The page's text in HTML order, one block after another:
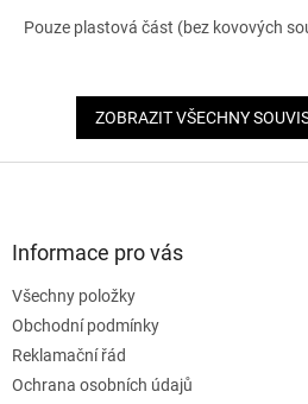
Pouze plastová část (bez kovových
ZOBRAZIT VŠECHNY
Informace pro vás
Všechny položky
Obchodní podmínky
Reklamační řád
Ochrana osobních údajů